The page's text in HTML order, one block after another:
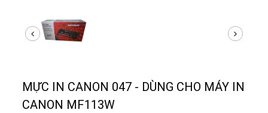
MỰC IN CANON 047 - DÙNG CHO MÁY IN
CANON MF113W